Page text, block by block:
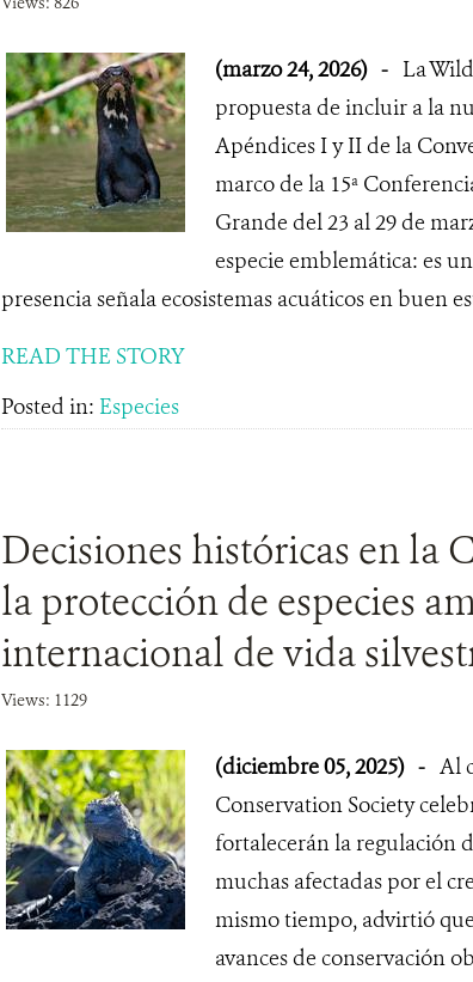
(marzo 24, 2026) - La
propuesta de incluir a la
Apéndices I y II de la
marco de la 15ª
Grande del 23 al 29 de
especie emblemática: es
presencia señala ecosistemas acuáticos en buen
READ THE STORY
Posted in: Especies
Decisiones históricas en la
la protección de especies
internacional de vida
Views: 1129
(diciembre 05, 2025) - Al
Conservation Society
fortalecerán la regulación
muchas afectadas por el
mismo tiempo, advirtió
avances de conservación